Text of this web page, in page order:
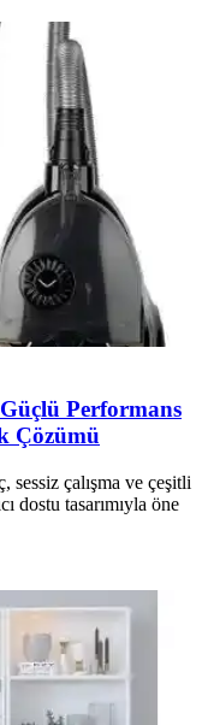
Performans
Çözümü
çalışma ve çeşitli
dostu tasarımıyla öne